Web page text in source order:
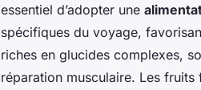
essentiel d’adopter une
spécifiques du voyage,
riches en glucides complexes,
réparation musculaire. Les